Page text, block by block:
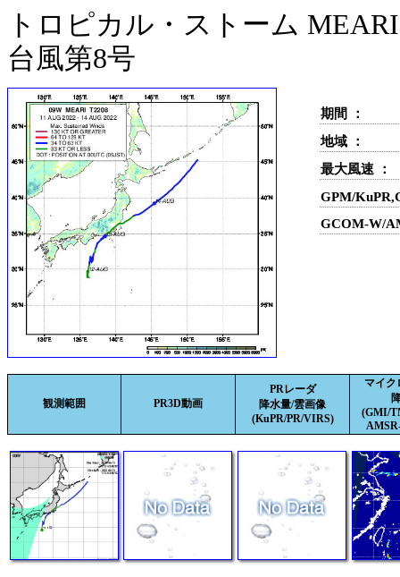
トロピカル・ストーム
台風第8号
期間 ：
地域 ：
最大風速 ：
GPM/
GCOM-W/
観測範囲 PR3D動画
PRレーダ
降水量/雲画像
(KuPR/PR/VIRS)
マイク
(GMI/